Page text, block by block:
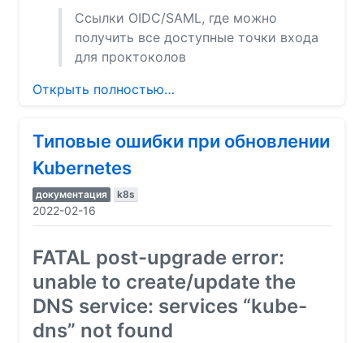
Ссылки OIDC/SAML, где можно
получить все доступные точки входа
для проктоколов
Открыть полностью…
Типовые ошибки при обновлении
Kubernetes
документация k8s
2022-02-16
FATAL post-upgrade error:
unable to create/update the
DNS service: services “kube-
dns” not found